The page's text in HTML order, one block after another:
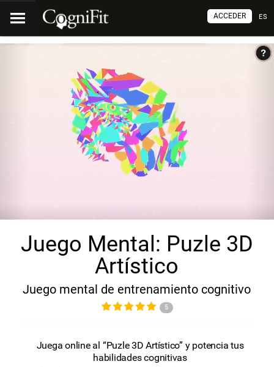
ES
ACCEDER
Juego Mental: Puzle 3D
Artístico
Juego mental de entrenamiento cognitivo
5
Juega online al “Puzle 3D Artístico” y potencia tus
habilidades cognitivas